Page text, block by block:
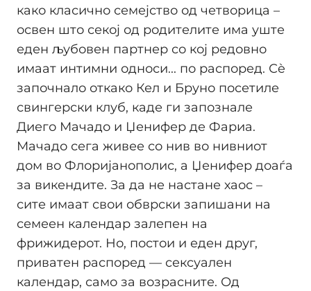
како класично семејство од четворица –
освен што секој од родителите има уште
еден љубовен партнер со кој редовно
имаат интимни односи... по распоред. Сè
започнало откако Кел и Бруно посетиле
свингерски клуб, каде ги запознале
Диего Мачадо и Џенифер де Фариа.
Мачадо сега живее со нив во нивниот
дом во Флоријанополис, а Џенифер доаѓа
за викендите. За да не настане хаос –
сите имаат свои обврски запишани на
семеен календар залепен на
фрижидерот. Но, постои и еден друг,
приватен распоред — сексуален
календар, само за возрасните. Од